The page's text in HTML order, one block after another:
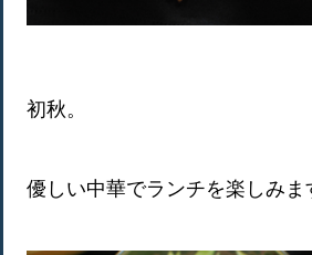
初秋。
優しい中華でランチを楽しみま